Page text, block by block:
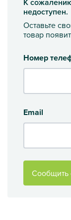
недоступен.
Оставьте
товар
Номер
Email
Сообщить